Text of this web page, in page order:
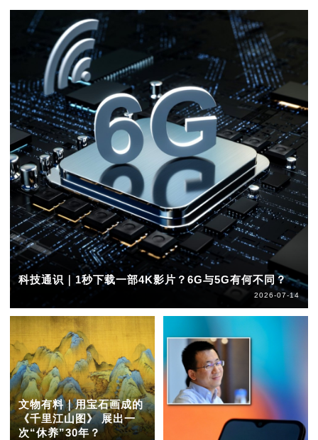
科技通识｜1秒下载一部4K影片？6G与5G有何不同？
2026-07-14
文物有料｜用宝石画成的
《千里江山图》 展出一
次“休养”30年？